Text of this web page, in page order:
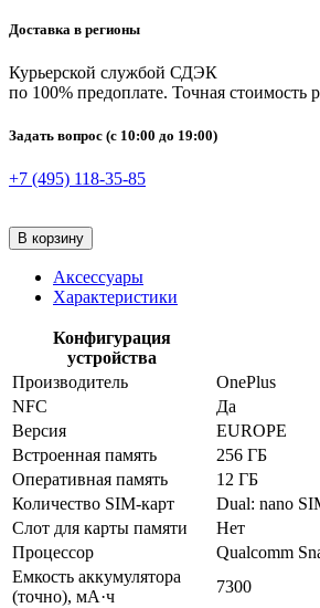
Доставка в регионы
Курьерской службой СДЭК
по 100% предоплате. Точная стоимость
Задать вопрос (с 10:00 до 19:00)
+7 (495) 118-35-85
В корзину
Аксессуары
Характеристики
Конфигурация
устройства
Производитель
OnePlus
NFC
Да
Версия
EUROPE
Встроенная память
256 ГБ
Оперативная память
12 ГБ
Количество SIM-карт
Dual: nano
Слот для карты памяти
Нет
Процессор
Qualcomm
Емкость аккумулятора
(точно), мА·ч
7300